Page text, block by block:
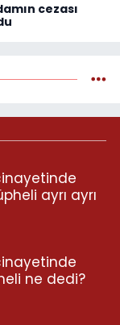
cezası
ayrı ayrı
ne dedi?